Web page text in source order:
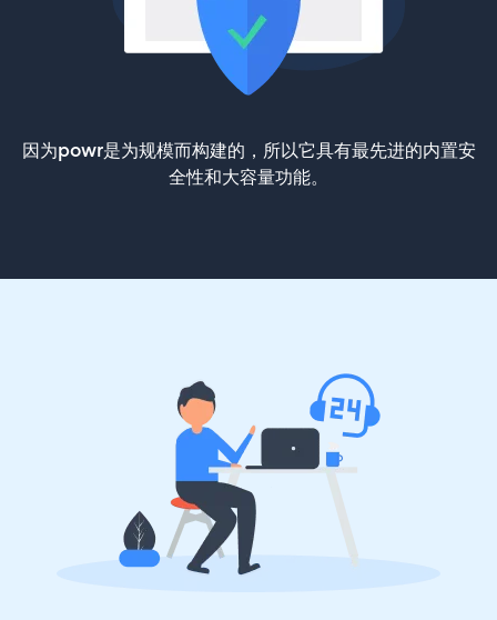
因为powr是为规模而构建的，所以它具有最先进的内置安
全性和大容量功能。